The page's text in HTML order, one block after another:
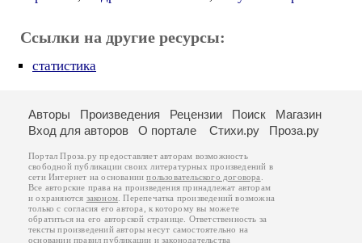
Ссылки на другие ресурсы:
статистика
Авторы Произведения Рецензии Поиск
Магазин
Вход для авторов
О портале Стихи.ру Проза.ру
Портал Проза.ру предоставляет авторам возможность
свободной публикации своих литературных произведений в
сети Интернет на основаниипользовательского договора
Все авторские права на произведения принадлежат авторам
и охраняются законом . Перепечатка произведений возможна
только с согласия его автора, к которому вы можете
обратиться на его авторской странице. Ответственность за
тексты произведений авторы несут самостоятельно на
основанииправил публикации изаконодательства